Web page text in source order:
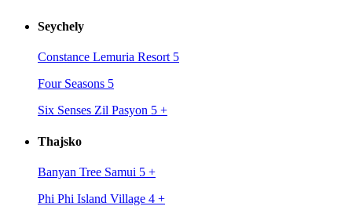
Seychely
Constance Lemuria Resort 5
Four Seasons 5
Six Senses Zil Pasyon 5 +
Thajsko
Banyan Tree Samui 5 +
Phi Phi Island Village 4 +